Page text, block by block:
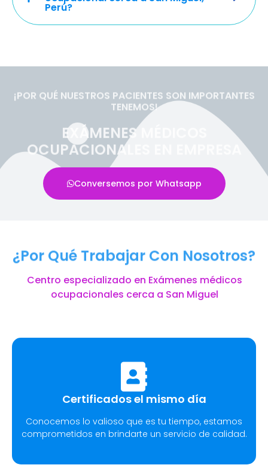
Perú?
¡POR QUÉ NUESTROS PACIENTES SON IMPORTANTES
TENEMOS!
EXÁMENES MÉDICOS
OCUPACIONALES EN EMPRESA
Conversemos por Whatsapp
¿Por Qué Trabajar Con Nosotros?
Centro especializado en Exámenes médicos
ocupacionales cerca a San Miguel
Certificados el mismo día
Conocemos lo valioso que es tu tiempo, estamos
comprometidos en brindarte un servicio de calidad.